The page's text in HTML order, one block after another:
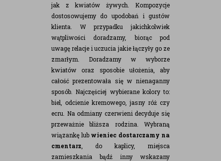
jak z kwiatów żywych. Kompozycje
dostosowujemy do upodobań i gustów
klienta. W przypadku jakichkolwiek
wątpliwości doradzamy, biorąc pod
uwagę relacje i uczucia jakie łączyły go ze
zmarłym. Doradzamy w wyborze
kwiatów oraz sposobie ułożenia, aby
całość prezentowała się w nienaganny
sposób. Najczęściej wybierane kolory to:
biel, odcienie kremowego, jasny róż czy
ecru. Na odmiany czerwieni decyduje się
przeważnie bliższa rodzina. Wybraną
wiązankę lub wieniec dostarczamy na
cmentarz , do kaplicy, miejsca
zamieszkania bądź inny wskazany